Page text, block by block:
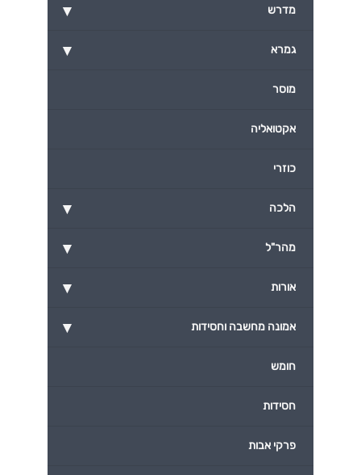
▾ מדרש
▾ גמרא
מוסר
אקטואליה
כוזרי
▾ הלכה
▾ מהר"ל
▾ אורות
▾ אמונה מחשבה וחסידות
חומש
חסידות
פרקי אבות